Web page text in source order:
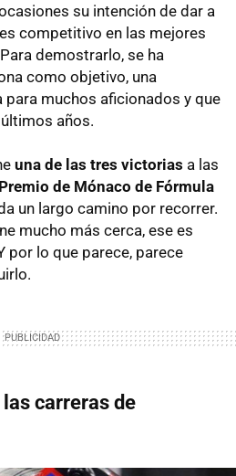
su intención de dar a
competitivo en las mejores
demostrarlo, se ha
como objetivo, una
muchos aficionados y que
años.
una de las tres victorias a las
de Mónaco de Fórmula
un largo camino por recorrer.
mucho más cerca, ese es
por lo que parece, parece
carreras de